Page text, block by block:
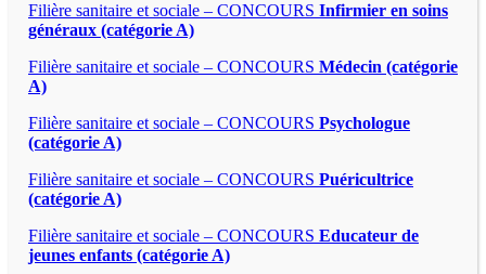
Filière sanitaire et sociale – CONCOURS Infirmier en soins
généraux (catégorie A)
Filière sanitaire et sociale – CONCOURS Médecin (catégorie
A)
Filière sanitaire et sociale – CONCOURS Psychologue
(catégorie A)
Filière sanitaire et sociale – CONCOURS Puéricultrice
(catégorie A)
Filière sanitaire et sociale – CONCOURS Educateur de
jeunes enfants (catégorie A)